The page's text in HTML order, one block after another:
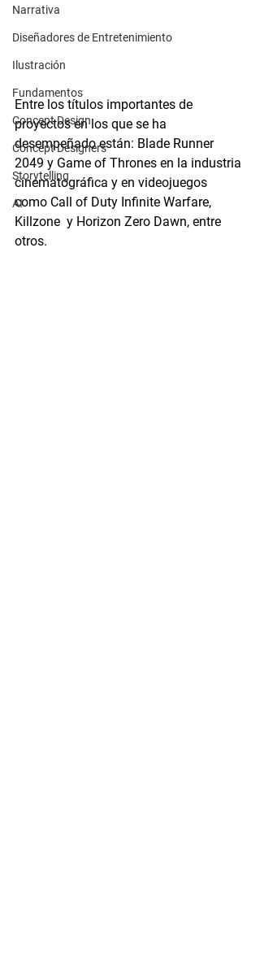
Narrativa
Diseñadores de Entretenimiento
Ilustración
Fundamentos
Concept Design
Concept Designers
Storytelling
AI
Entre los títulos importantes de
proyectos en los que se ha
desempeñado están: Blade Runner
2049 y Game of Thrones en la industria
cinematográfica y en videojuegos
como Call of Duty Infinite Warfare,
Killzone  y Horizon Zero Dawn, entre
otros.